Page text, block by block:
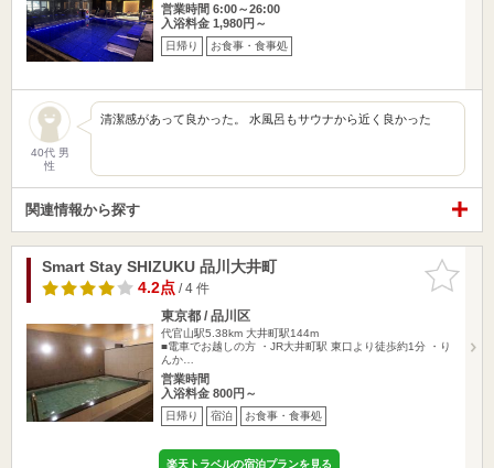
営業時間 6:00～26:00
入浴料金 1,980円～
日帰り お食事・食事処
40代 男
性
清潔感があって良かった。 水風呂もサウナから近く良かった
関連情報から探す
お気に入
りに追加
Smart Stay SHIZUKU 品川大井町
4.2点/ 4 件
東京都 / 品川区
代官山駅5.38km 大井町駅144m
■電車でお越しの方 ・JR大井町駅 東口より徒歩約1分 ・り
んか…
営業時間
入浴料金 800円～
日帰り 宿泊 お食事・食事処
楽天トラベルの宿泊プランを見る